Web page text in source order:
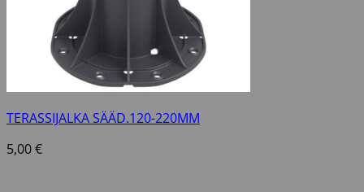
TERASSIJALKA SÄÄD.120-220MM
5,00€